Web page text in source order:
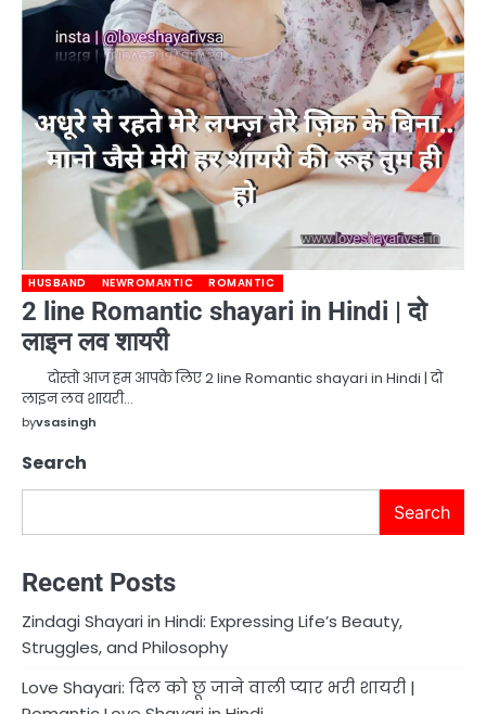
HUSBAND NEWROMANTIC ROMANTIC
2 line Romantic shayari in Hindi | दो
लाइन लव शायरी
दोस्तो आज हम आपके लिए 2 line Romantic shayari in Hindi | दो
लाइन लव शायरी…
byvsasingh
Search
Search
Recent Posts
Zindagi Shayari in Hindi: Expressing Life’s Beauty,
Struggles, and Philosophy
Love Shayari: दिल को छू जाने वाली प्यार भरी शायरी |